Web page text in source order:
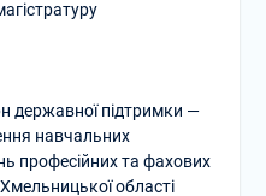
державної підтримки —
навчальних
професійних та фахових
області